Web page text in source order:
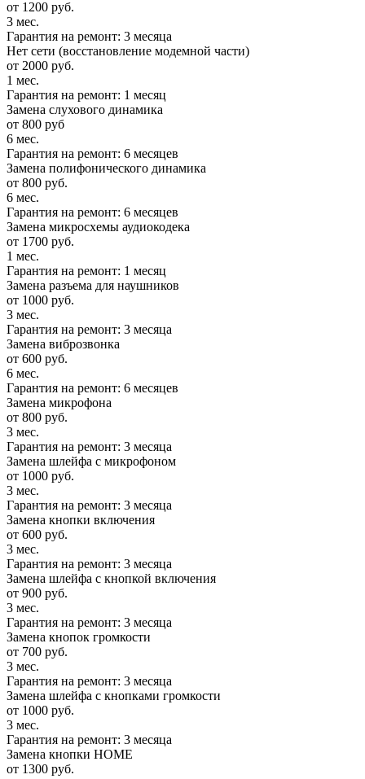
от 1200 руб.
3 мес.
Гарантия на ремонт: 3 месяца
Нет сети (восстановление модемной части)
от 2000 руб.
1 мес.
Гарантия на ремонт: 1 месяц
Замена слухового динамика
от 800 руб
6 мес.
Гарантия на ремонт: 6 месяцев
Замена полифонического динамика
от 800 руб.
6 мес.
Гарантия на ремонт: 6 месяцев
Замена микросхемы аудиокодека
от 1700 руб.
1 мес.
Гарантия на ремонт: 1 месяц
Замена разъема для наушников
от 1000 руб.
3 мес.
Гарантия на ремонт: 3 месяца
Замена виброзвонка
от 600 руб.
6 мес.
Гарантия на ремонт: 6 месяцев
Замена микрофона
от 800 руб.
3 мес.
Гарантия на ремонт: 3 месяца
Замена шлейфа с микрофоном
от 1000 руб.
3 мес.
Гарантия на ремонт: 3 месяца
Замена кнопки включения
от 600 руб.
3 мес.
Гарантия на ремонт: 3 месяца
Замена шлейфа с кнопкой включения
от 900 руб.
3 мес.
Гарантия на ремонт: 3 месяца
Замена кнопок громкости
от 700 руб.
3 мес.
Гарантия на ремонт: 3 месяца
Замена шлейфа с кнопками громкости
от 1000 руб.
3 мес.
Гарантия на ремонт: 3 месяца
Замена кнопки HOME
от 1300 руб.